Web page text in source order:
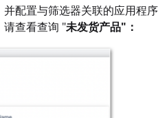
并配置与筛选器关联的应用程序
请查看查询 "未发货产品"：